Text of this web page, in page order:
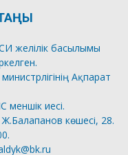
желілік басылымы
Ақпарат
иесі.
көшесі, 28.